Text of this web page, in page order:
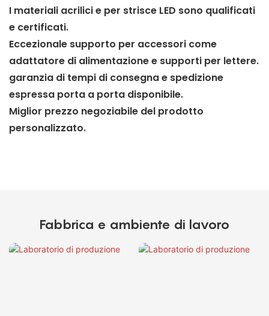
I materiali acrilici e per strisce LED sono qualificati
e certificati.
Eccezionale supporto per accessori come
adattatore di alimentazione e supporti per lettere.
garanzia di tempi di consegna e spedizione
espressa porta a porta disponibile.
Miglior prezzo negoziabile del prodotto
personalizzato.
Fabbrica e ambiente di lavoro